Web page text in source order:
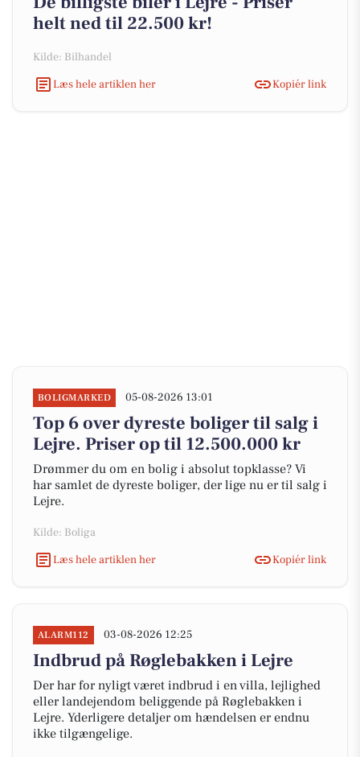
helt ned til 22.500 kr!
Kilde: Bilhandel
Læs hele artiklen her
Kopiér link
BOLIGMARKED 05-08-2026 13:01
Top 6 over dyreste boliger til salg i
Lejre. Priser op til 12.500.000 kr
Drømmer du om en bolig i absolut topklasse? Vi
har samlet de dyreste boliger, der lige nu er til salg i
Lejre.
Kilde: Boliga
Læs hele artiklen her
Kopiér link
ALARM112 03-08-2026 12:25
Indbrud på Røglebakken i Lejre
Der har for nyligt været indbrud i en villa, lejlighed
eller landejendom beliggende på Røglebakken i
Lejre. Yderligere detaljer om hændelsen er endnu
ikke tilgængelige.